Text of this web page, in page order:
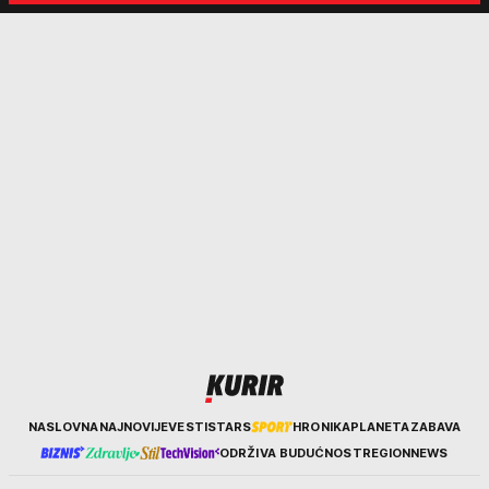
nekim ko nema para"
tortura..."
KurirNASLOVNANAJNOVIJEVESTISTARS HRONIKAPLANETAZABAVA
ODRŽIVA BUDUĆNOSTREGIONNEWS